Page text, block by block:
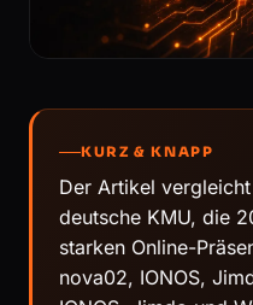
KURZ & KNAPP
Der Artikel
deutsche KMU, die
starken Online-
nova02, IONOS,